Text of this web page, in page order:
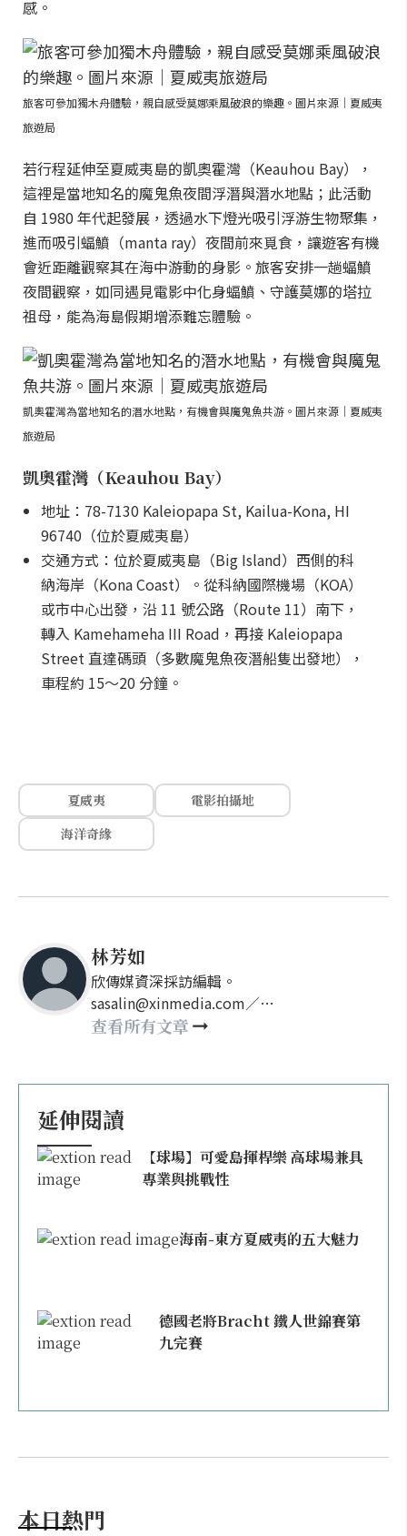
感。
旅客可參加獨木舟體驗，親自感受莫娜乘風破浪的樂趣。圖片來源｜夏威夷
旅遊局
若行程延伸至夏威夷島的凱奧霍灣（Keauhou Bay），
這裡是當地知名的魔鬼魚夜間浮潛與潛水地點；此活動
自 1980 年代起發展，透過水下燈光吸引浮游生物聚集，
進而吸引蝠鱝（manta ray）夜間前來覓食，讓遊客有機
會近距離觀察其在海中游動的身影。旅客安排一趟蝠鱝
夜間觀察，如同遇見電影中化身蝠鱝、守護莫娜的塔拉
祖母，能為海島假期增添難忘體驗。
凱奧霍灣為當地知名的潛水地點，有機會與魔鬼魚共游。圖片來源｜夏威夷
旅遊局
凱奧霍灣（Keauhou Bay）
地址：78-7130 Kaleiopapa St, Kailua-Kona, HI
96740（位於夏威夷島）
交通方式：位於夏威夷島（Big Island）西側的科
納海岸（Kona Coast）。從科納國際機場（KOA）
或市中心出發，沿 11 號公路（Route 11）南下，
轉入 Kamehameha III Road，再接 Kaleiopapa
Street 直達碼頭（多數魔鬼魚夜潛船隻出發地），
車程約 15～20 分鐘。
夏威夷
電影拍攝地
海洋奇緣
林芳如
欣傳媒資深採訪編輯。
sasalin@xinmedia.com／
happy21917@gmail.com
查看所有文章
延伸閱讀
【球場】可愛島揮桿樂 高球場兼具
專業與挑戰性
海南-東方夏威夷的五大魅力
德國老將Bracht 鐵人世錦賽第
九完賽
本日熱門